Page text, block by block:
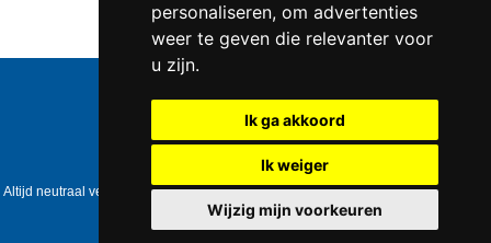
personaliseren, om advertenties
weer te geven die relevanter voor
u zijn.
Ik ga akkoord
Ik weiger
Wijzig mijn voorkeuren
Telefoonnummer:
KVK-nummer:5085.3279 teEnschede
NL823086161B01
IBAN:DE39 4016 4024 0162 9257 00
Copyright © 2006-2026Healthpower.nl
Altijd neutraal verpakt • Geen expliciete vermelding op het pakket • Op werkdagen
voor 17:00 besteld = dezelfde dag verzonden
Update cookies preferences